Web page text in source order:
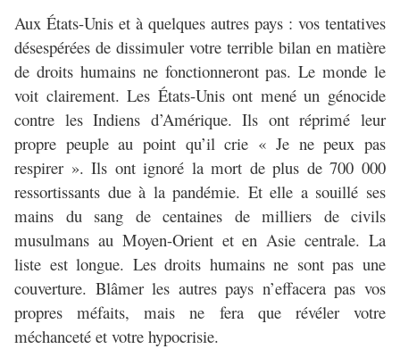
Aux États-Unis et à quelques autres pays : vos tentatives
désespérées de dissimuler votre terrible bilan en matière
de droits humains ne fonctionneront pas. Le monde le
voit clairement. Les États-Unis ont mené un génocide
contre les Indiens d’Amérique. Ils ont réprimé leur
propre peuple au point qu’il crie « Je ne peux pas
respirer ». Ils ont ignoré la mort de plus de 700 000
ressortissants due à la pandémie. Et elle a souillé ses
mains du sang de centaines de milliers de civils
musulmans au Moyen-Orient et en Asie centrale. La
liste est longue. Les droits humains ne sont pas une
couverture. Blâmer les autres pays n’effacera pas vos
propres méfaits, mais ne fera que révéler votre
méchanceté et votre hypocrisie.